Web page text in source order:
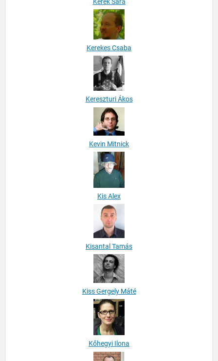
Kerek Sára
Kerekes Csaba
Kereszturi Ákos
Kevin Mitnick
Kis Alex
Kisantal Tamás
Kiss Gergely Máté
Kőhegyi Ilona